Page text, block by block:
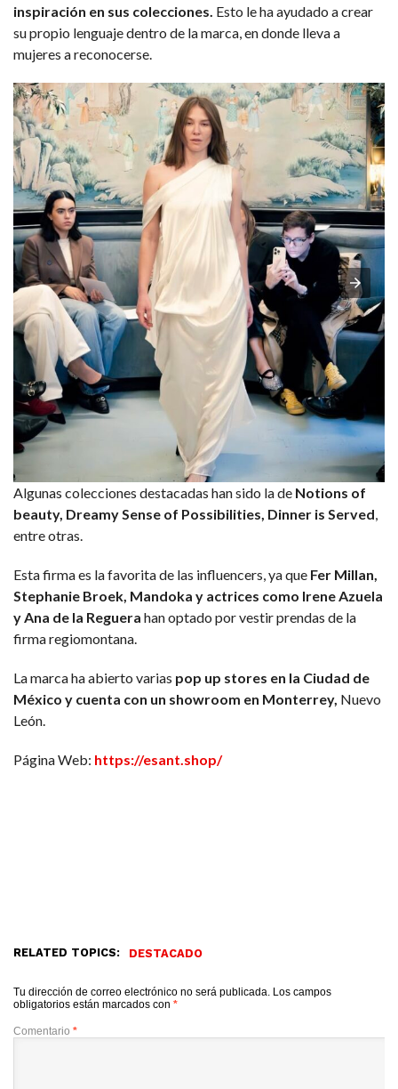
inspiración en sus colecciones. Esto le ha ayudado a crear
su propio lenguaje dentro de la marca, en donde lleva a
mujeres a reconocerse.
Algunas colecciones destacadas han sido la de Notions of
beauty, Dreamy Sense of Possibilities, Dinner is Served,
entre otras.
Esta firma es la favorita de las influencers, ya que Fer Millan,
Stephanie Broek, Mandoka y actrices como Irene Azuela
y Ana de la Reguera han optado por vestir prendas de la
firma regiomontana.
La marca ha abierto varias pop up stores en la Ciudad de
México y cuenta con un showroom en Monterrey, Nuevo
León.
Página Web: https://esant.shop/
RELATED TOPICS: DESTACADO
Tu dirección de correo electrónico no será publicada. Los campos
obligatorios están marcados con *
Comentario *